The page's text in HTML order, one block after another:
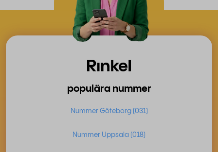
populära nummer
Nummer Göteborg (031)
Nummer Uppsala (018)